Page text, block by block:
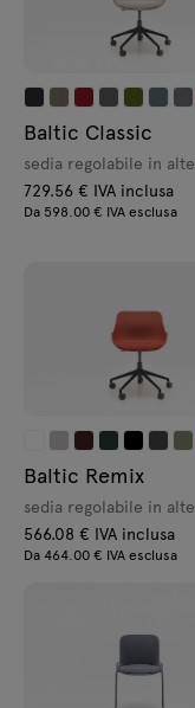
Baltic Classic
sedia regolabile in
729.56 € IVA inclusa
Da 598.00 € IVA esclusa
Baltic Remix
sedia regolabile in
566.08 € IVA inclusa
Da 464.00 € IVA esclusa